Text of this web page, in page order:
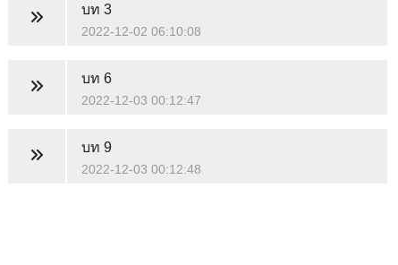
บท 3
2022-12-02 06:10:08
บท 6
2022-12-03 00:12:47
บท 9
2022-12-03 00:12:48